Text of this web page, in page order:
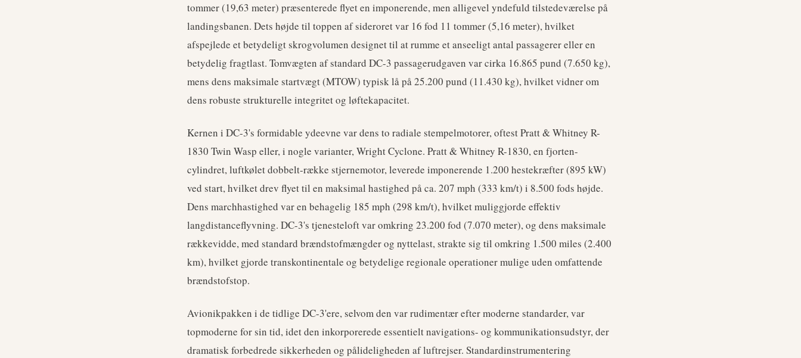
tommer (19,63 meter) præsenterede flyet en imponerende, men alligevel yndefuld tilstedeværelse på
landingsbanen. Dets højde til toppen af sideroret var 16 fod 11 tommer (5,16 meter), hvilket
afspejlede et betydeligt skrogvolumen designet til at rumme et anseeligt antal passagerer eller en
betydelig fragtlast. Tomvægten af standard DC-3 passagerudgaven var cirka 16.865 pund (7.650 kg),
mens dens maksimale startvægt (MTOW) typisk lå på 25.200 pund (11.430 kg), hvilket vidner om
dens robuste strukturelle integritet og løftekapacitet.
Kernen i DC-3's formidable ydeevne var dens to radiale stempelmotorer, oftest Pratt & Whitney R-
1830 Twin Wasp eller, i nogle varianter, Wright Cyclone. Pratt & Whitney R-1830, en fjorten-
cylindret, luftkølet dobbelt-række stjernemotor, leverede imponerende 1.200 hestekræfter (895 kW)
ved start, hvilket drev flyet til en maksimal hastighed på ca. 207 mph (333 km/t) i 8.500 fods højde.
Dens marchhastighed var en behagelig 185 mph (298 km/t), hvilket muliggjorde effektiv
langdistanceflyvning. DC-3's tjenesteloft var omkring 23.200 fod (7.070 meter), og dens maksimale
rækkevidde, med standard brændstofmængder og nyttelast, strakte sig til omkring 1.500 miles (2.400
km), hvilket gjorde transkontinentale og betydelige regionale operationer mulige uden omfattende
brændstofstop.
Avionikpakken i de tidlige DC-3'ere, selvom den var rudimentær efter moderne standarder, var
topmoderne for sin tid, idet den inkorporerede essentielt navigations- og kommunikationsudstyr, der
dramatisk forbedrede sikkerheden og pålideligheden af luftrejser. Standardinstrumentering